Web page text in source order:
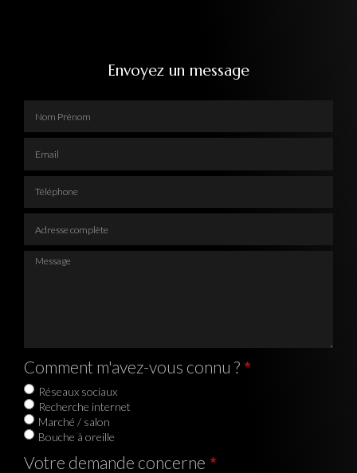
Envoyez un message
Message
Comment m'avez-vous connu ?
Réseaux sociaux
Recherche internet
Marché / salon
Bouche à oreille
Votre demande concerne